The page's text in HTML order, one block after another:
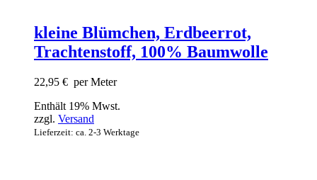
kleine Blümchen, Erdbeerrot,
Trachtenstoff, 100% Baumwolle
22,95 € per Meter
Enthält 19% Mwst.
zzgl. Versand
Lieferzeit: ca. 2-3 Werktage